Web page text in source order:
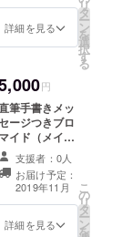
いたしまし
た。
2020年は新
イルスの影
響で撮影を
メインとし
た活動にな
ります。
月日】【性
別】をお入れす
。
詳細を見る
リ
タ
ー
ン
を
選
択
す
る
円
筆手書きメッ
ージつきブロ
マイド（メイン
キャスト） 診察
券※１ ランダム
バッジセット
※１）診察券はご
望の【お名
前】【生年月
支援者：0人
お届け予定：
2019年11月
詳細を見る
こ
の
リ
タ
ー
ン
を